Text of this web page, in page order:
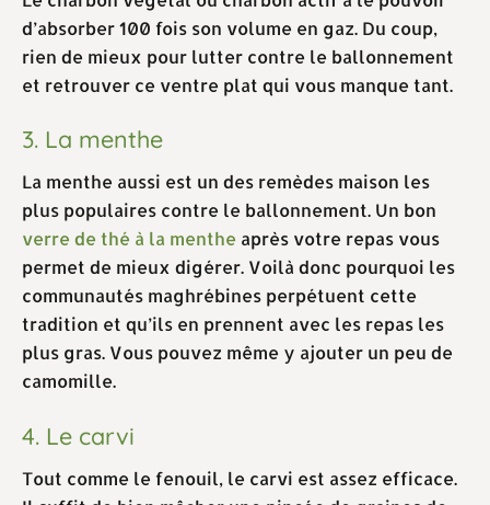
d’absorber 100 fois son volume en gaz. Du coup,
rien de mieux pour lutter contre le ballonnement
et retrouver ce ventre plat qui vous manque tant.
3. La menthe
La menthe aussi est un des remèdes maison les
plus populaires contre le ballonnement. Un bon
verre de thé à la menthe après votre repas vous
permet de mieux digérer. Voilà donc pourquoi les
communautés maghrébines perpétuent cette
tradition et qu’ils en prennent avec les repas les
plus gras. Vous pouvez même y ajouter un peu de
camomille.
4. Le carvi
Tout comme le fenouil, le carvi est assez efficace.